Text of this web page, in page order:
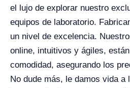
el lujo de explorar nuestro
equipos de laboratorio.
un nivel de excelencia.
online, intuitivos y ágiles,
comodidad, asegurando los
No dude más, le damos vida a